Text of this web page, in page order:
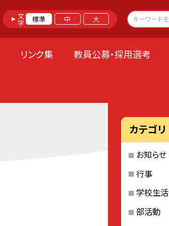
文字 標準 中 大
リンク集 教員公募・採用選考
カテゴリ
お知らせ
行事
学校生活
部活動